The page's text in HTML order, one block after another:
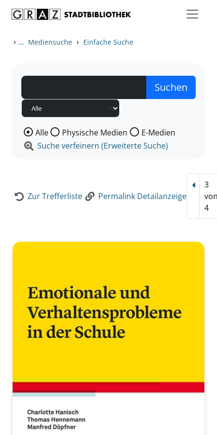
› ... Mediensuche › Einfache Suche
Wählen Sie die Medienart nach der Sie suchen wollen.
Alle Physische Medien
E-Medien
Suche verfeinern (Erweiterte Suche)
Zur Trefferliste Permalink Detailanzeige
3
4